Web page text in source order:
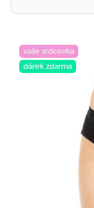
vaše srdcovka
dárek zdarma